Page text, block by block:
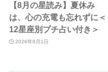
【8月の星読み】夏休み
は、心の充電も忘れずに＜
12星座別プチ占い付き＞
2026年8月1日